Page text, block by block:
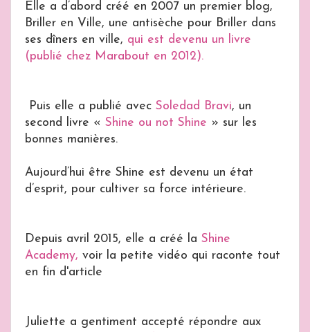
Elle a d’abord créé en 2007 un premier blog,
Briller en Ville, une antisèche pour Briller dans
ses dîners en ville, qui est devenu un livre
(publié chez Marabout en 2012).
Puis elle a publié avec Soledad Bravi, un
second livre « Shine ou not Shine » sur les
bonnes manières.
Aujourd’hui être Shine est devenu un état
d’esprit, pour cultiver sa force intérieure.
Depuis avril 2015, elle a créé la Shine
Academy, voir la petite vidéo qui raconte tout
en fin d'article
Juliette a gentiment accepté répondre aux